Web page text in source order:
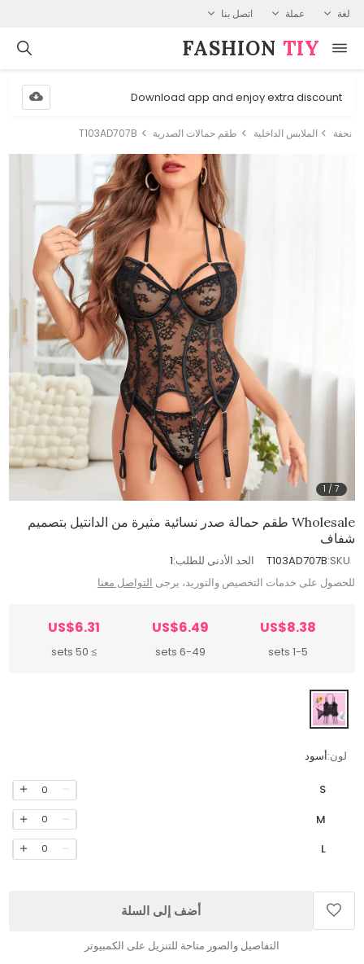
لغة عملة اتصل بنا
FASHION⁠ TIY
Download app and enjoy extra discount
نحفة الملابس الداخلية طقم حمالات الصدرية T103AD707B
1 /7
Wholesale طقم حمالة صدر نسائية مثيرة من الدانتيل بتصميم
شفاف
SKU:
T103AD707B الحد الأدنى للطلب:1
للحصول على خدمات التخصيص والتوريد، يرجى التواصل معنا
US$8.38
1-5 sets
US$6.49
6-49 sets
US$6.31
≥ 50 sets
لون:أسود
S
0
M
0
L
0
أضف إلى السلة
التفاصيل والصور متاحة للتنزيل على الكمبيوتر